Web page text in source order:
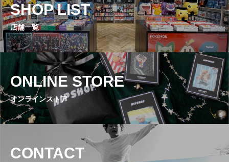
SHOP LIST
店舗一覧
ONLINE STORE
オンラインストア
CONTACT